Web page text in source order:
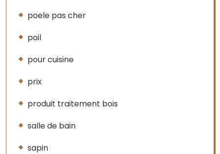
poele pas cher
poil
pour cuisine
prix
produit traitement bois
salle de bain
sapin